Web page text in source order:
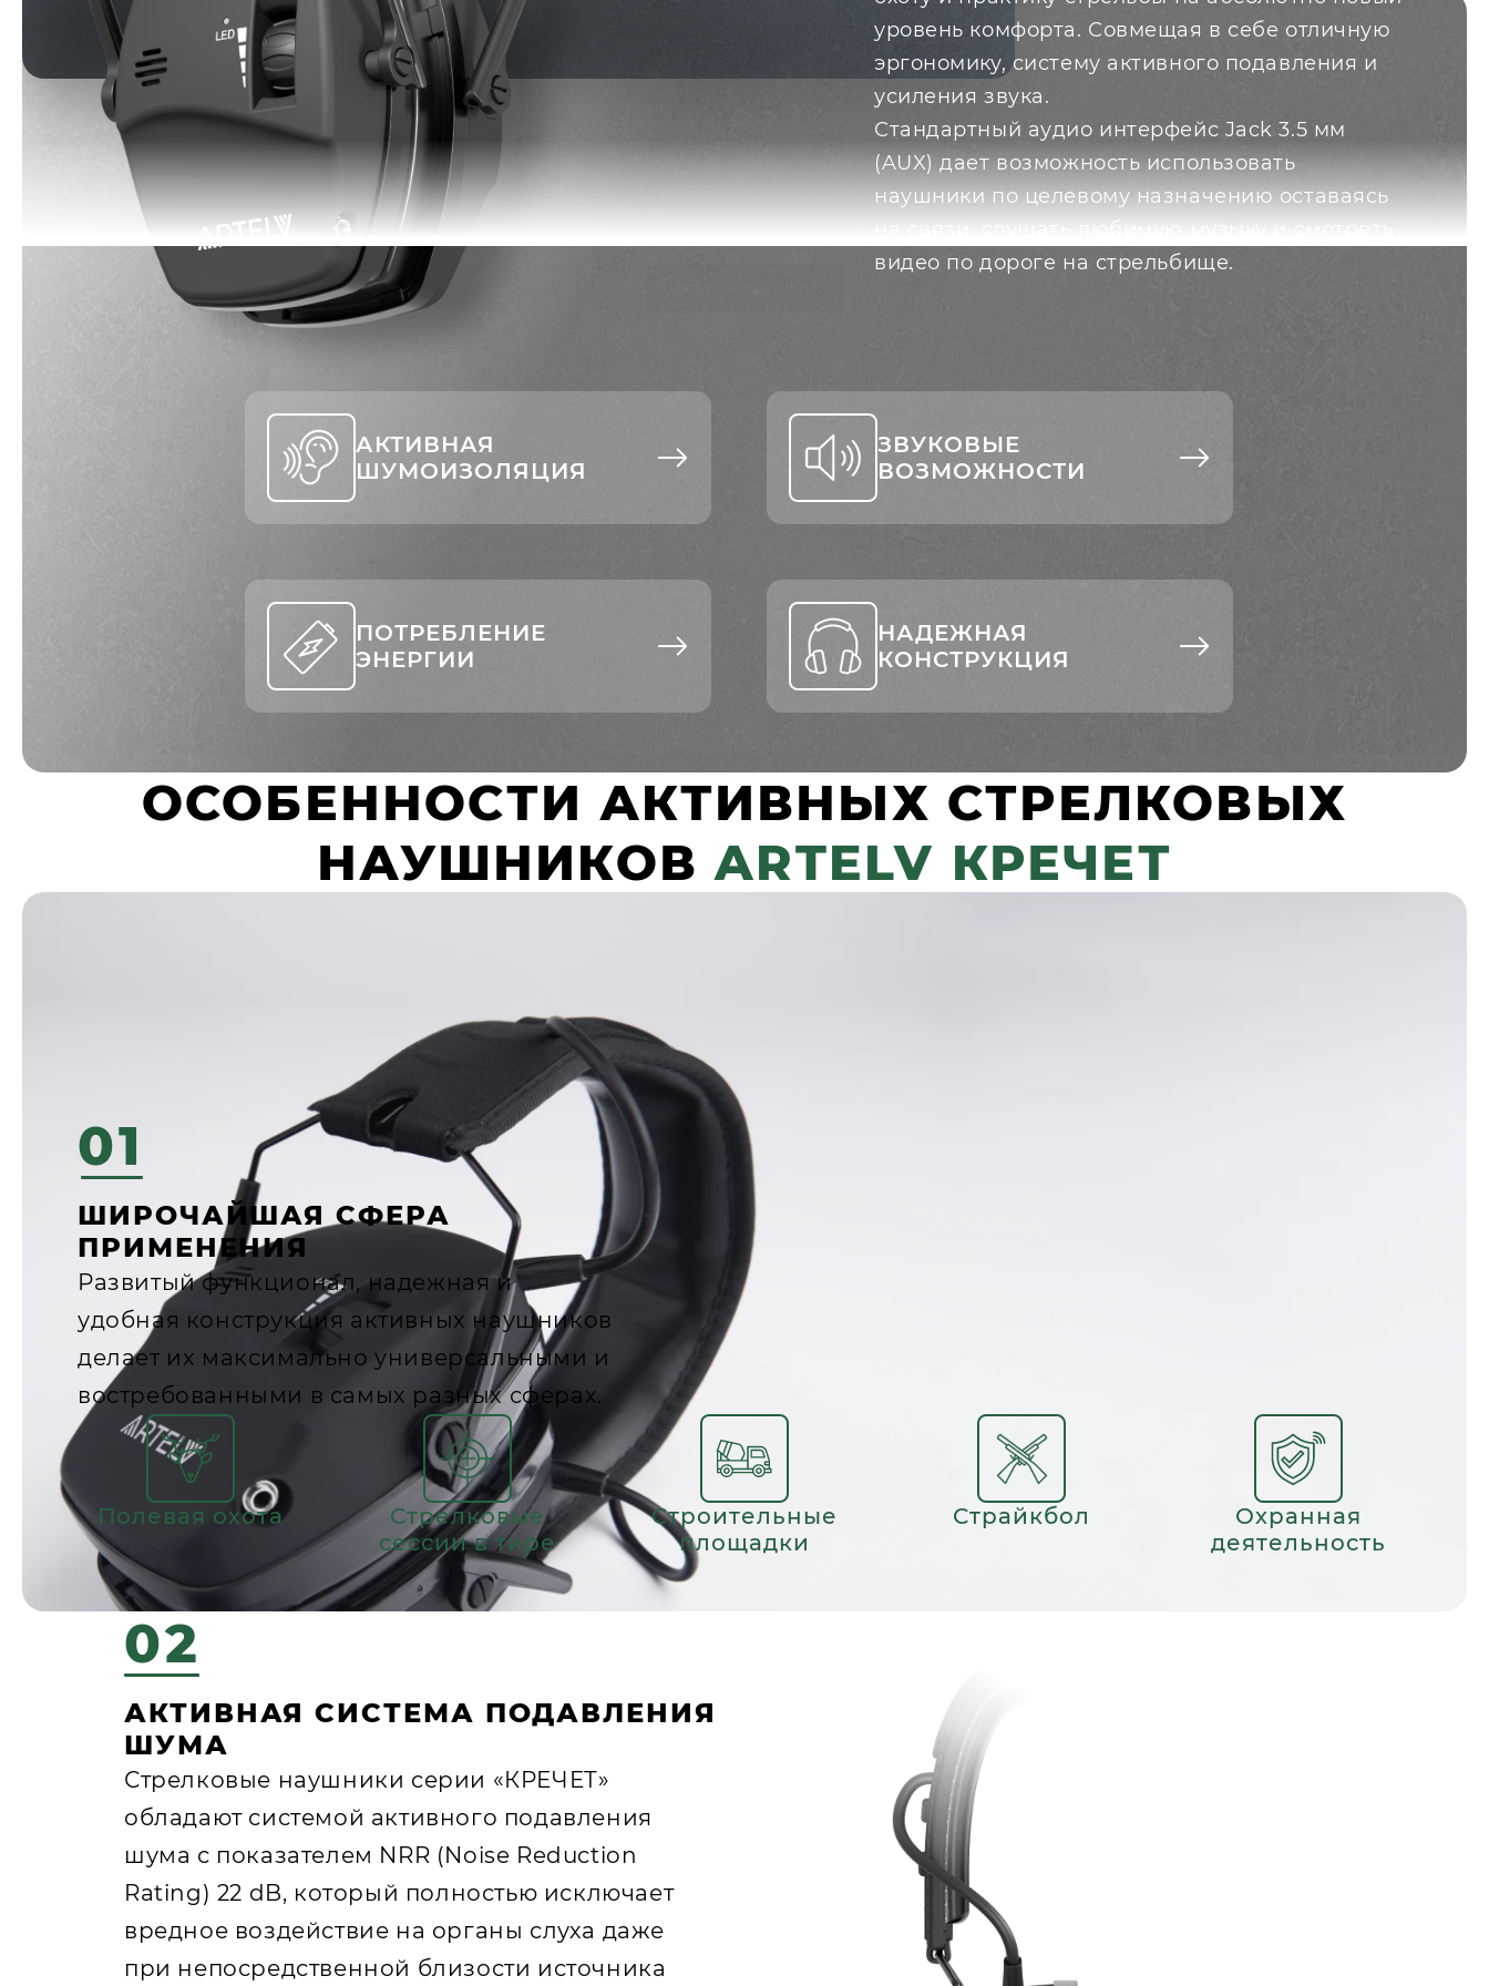
уровень комфорта. Совмещая в себе отличную
эргономику, систему активного подавления и
усиления звука.
Стандартный аудио интерфейс Jack 3.5 мм
(AUX) дает возможность использовать
наушники по целевому назначению оставаясь
на связи, слушать любимую музыку и смотреть
видео по дороге на стрельбище.
АКТИВНАЯ
ШУМОИЗОЛЯЦИЯ
ЗВУКОВЫЕ
ВОЗМОЖНОСТИ
ПОТРЕБЛЕНИЕ
ЭНЕРГИИ
НАДЕЖНАЯ
КОНСТРУКЦИЯ
ОСОБЕННОСТИ АКТИВНЫХ СТРЕЛКОВЫХ
НАУШНИКОВ ARTELV КРЕЧЕТ
01
ШИРОЧАЙШАЯ СФЕРА
ПРИМЕНЕНИЯ
Развитый функционал, надежная и
удобная конструкция активных наушников
делает их максимально универсальными и
востребованными в самых разных сферах.
Полевая охота
Стрелковые
сессии в тире
Строительные
площадки
Страйкбол
Охранная
деятельность
02
АКТИВНАЯ СИСТЕМА ПОДАВЛЕНИЯ
ШУМА
Стрелковые наушники серии «КРЕЧЕТ»
обладают системой активного подавления
шума с показателем NRR (Noise Reduction
Rating) 22 dB, который полностью исключает
вредное воздействие на органы слуха даже
при непосредственной близости источника